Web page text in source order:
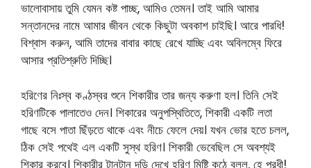
ভালোবাসায় তুমি যেমন কষ্ট পাচ্ছ, আমিও তেমন। তাই আমি আমার
সন্তানদের নামে আমার জীবন থেকে কিছুটা অবকাশ চাইছি। আরে পারধি!
বিশ্বাস করুন, আমি তাদের বাবার কাছে রেখে যাচ্ছি এবং অবিলম্বে ফিরে
আসার প্রতিশ্রুতি দিচ্ছি।
হরিণের নিঃস্ব কণ্ঠস্বর শুনে শিকারীর তার জন্য করুণা হল। তিনি সেই
হরিণটিকে পালাতেও দেন। শিকারের অনুপস্থিতিতে, শিকারী একটি লতা
গাছে বসে পাতা ছিঁড়তে থাকে এবং নীচে ফেলে দেয়। যখন ভোর হতে চলল,
ঠিক সেই পথেই এল একটি সুস্থ হরিণ। শিকারী ভেবেছিল সে অবশ্যই
শিকার করবে। শিকারীর টানটান দড়ি দেখে হরিণ মিষ্টি কন্ঠে বলল, হে পরধী!